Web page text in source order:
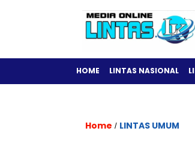
HOME LINTAS NASIONAL
Home / LINTAS UMUM